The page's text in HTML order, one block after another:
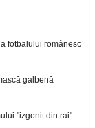
fotbalului românesc
galbenă
"izgonit din rai"